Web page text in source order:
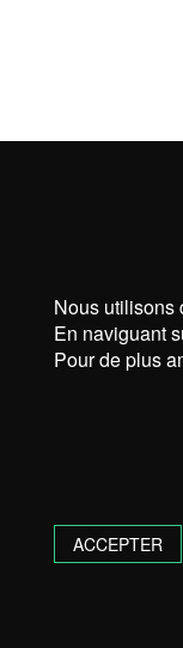
Nous utilisons
En naviguant
Pour de plus
ACCEPTER